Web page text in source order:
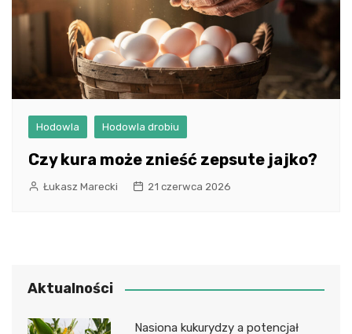
Hodowla Hodowla drobiu
Czy kura może znieść zepsute jajko?
Łukasz Marecki 21 czerwca 2026
Aktualności
Nasiona kukurydzy a potencjał